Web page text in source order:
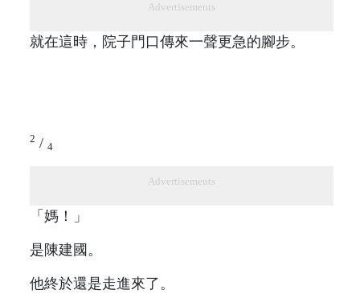
Advertisements
就在這時，院子門口傳來一聲更急的腳步。
2 / 4
Advertisements
「媽！」
是陳建國。
他終於還是走進來了。